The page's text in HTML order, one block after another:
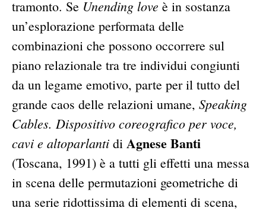
tramonto. Se Unending love è in sostanza
un’esplorazione performata delle
combinazioni che possono occorrere sul
piano relazionale tra tre individui congiunti
da un legame emotivo, parte per il tutto del
grande caos delle relazioni umane, Speaking
Cables. Dispositivo coreografico per voce,
cavi e altoparlanti di Agnese Banti
(Toscana, 1991) è a tutti gli effetti una messa
in scena delle permutazioni geometriche di
una serie ridottissima di elementi di scena,